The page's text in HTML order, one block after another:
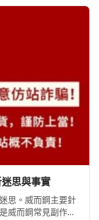
思與事實
思。威而鋼主要針
威而鋼常見副作